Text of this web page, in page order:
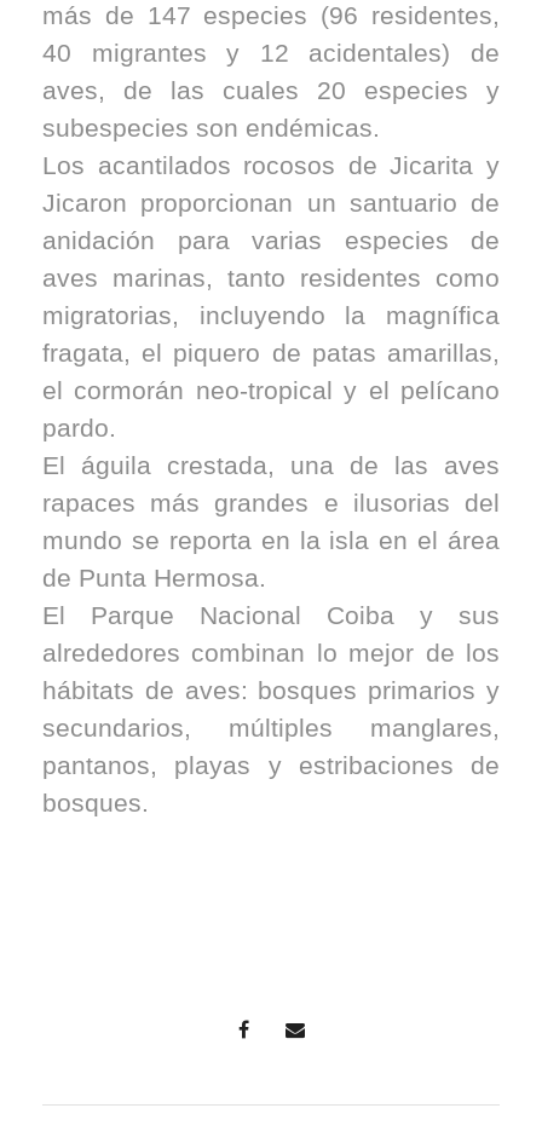
más de 147 especies (96 residentes,
40 migrantes y 12 acidentales) de
aves, de las cuales 20 especies y
subespecies son endémicas.
Los acantilados rocosos de Jicarita y
Jicaron proporcionan un santuario de
anidación para varias especies de
aves marinas, tanto residentes como
migratorias, incluyendo la magnífica
fragata, el piquero de patas amarillas,
el cormorán neo-tropical y el pelícano
pardo.
El águila crestada, una de las aves
rapaces más grandes e ilusorias del
mundo se reporta en la isla en el área
de Punta Hermosa.
El Parque Nacional Coiba y sus
alrededores combinan lo mejor de los
hábitats de aves: bosques primarios y
secundarios, múltiples manglares,
pantanos, playas y estribaciones de
bosques.